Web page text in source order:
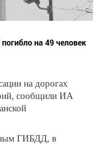
на 49 человек
на дорогах
сообщили ИА
ГИБДД, в